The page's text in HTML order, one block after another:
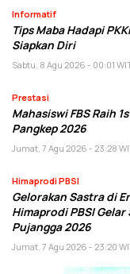
Informatif
Tips Maba Hadapi
Siapkan Diri
Sabtu, 8 Agu 2026 - 00:01
Prestasi
Mahasiswi FBS Raih
Pangkep 2026
Jumat, 7 Agu 2026 - 23:28
Himaprodi PBSI
Gelorakan Sastra di
Himaprodi PBSI Gelar
Pujangga 2026
Jumat, 7 Agu 2026 - 23:20